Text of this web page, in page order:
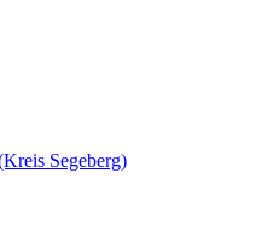
Segeberg)